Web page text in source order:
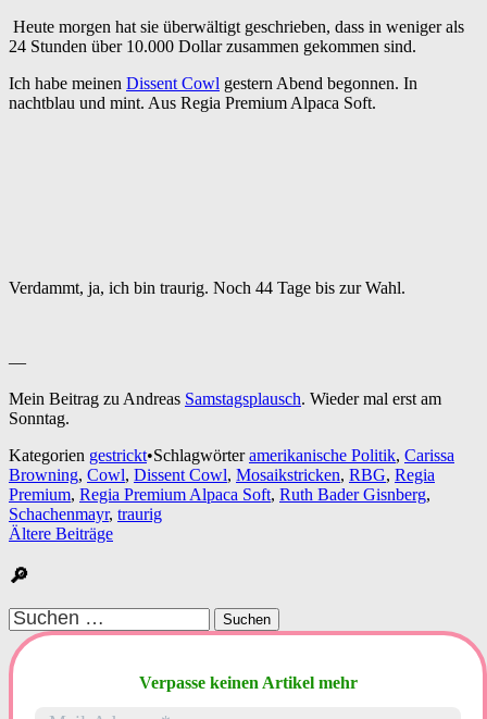
Heute morgen hat sie überwältigt geschrieben, dass in weniger als
24 Stunden über 10.000 Dollar zusammen gekommen sind.
Ich habe meinen Dissent Cowl gestern Abend begonnen. In
nachtblau und mint. Aus Regia Premium Alpaca Soft.
Verdammt, ja, ich bin traurig. Noch 44 Tage bis zur Wahl.
—
Mein Beitrag zu Andreas Samstagsplausch. Wieder mal erst am
Sonntag.
Kategorien gestrickt•Schlagwörteramerikanische Politik, Carissa
Browning, Cowl, Dissent Cowl, Mosaikstricken, RBG, Regia
Premium, Regia Premium Alpaca Soft, Ruth Bader Gisnberg,
Schachenmayr, traurig
Beitragsnavigation
Ältere Beiträge
🔎
Suchen
nach:
Verpasse keinen Artikel mehr